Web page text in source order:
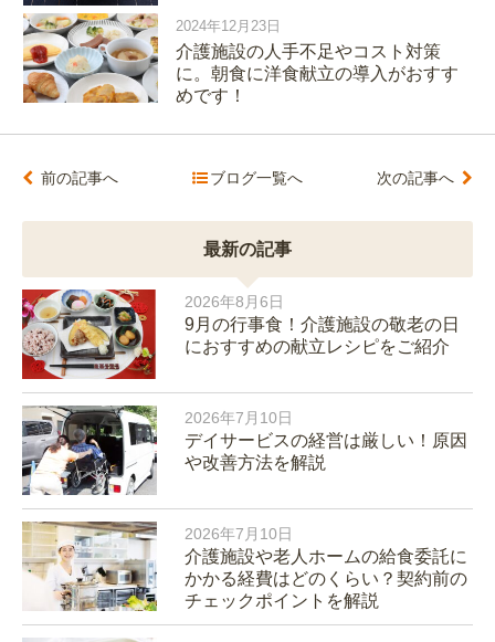
2024年12月23日
介護施設の人手不足やコスト対策
に。朝食に洋食献立の導入がおすす
めです！
前の記事へ ブログ一覧へ 次の記事へ
最新の記事
2026年8月6日
9月の行事食！介護施設の敬老の日
におすすめの献立レシピをご紹介
2026年7月10日
デイサービスの経営は厳しい！原因
や改善方法を解説
2026年7月10日
介護施設や老人ホームの給食委託に
かかる経費はどのくらい？契約前の
チェックポイントを解説